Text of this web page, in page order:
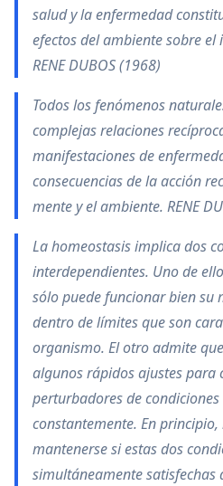
salud y la enfermedad
efectos del ambiente sobre
RENE DUBOS (1968)
Todos los fenómenos
complejas relaciones
manifestaciones de
consecuencias de la acción
mente y el ambiente. RENE
La homeostasis implica dos
interdependientes. Uno de
sólo puede funcionar bien su
dentro de límites que son
organismo. El otro admite
algunos rápidos ajustes para
perturbadores de
constantemente. En
mantenerse si estas dos
simultáneamente satisfechas